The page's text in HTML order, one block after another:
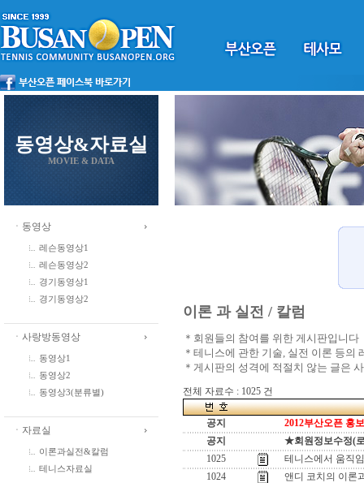
동영상&자료실
MOVIE & DATA
ㆍ동영상
레슨동영상1
레슨동영상2
경기동영상1
경기동영상2
ㆍ사랑방동영상
동영상1
동영상2
동영상3(분류별)
ㆍ자료실
이론과실전&칼럼
테니스자료실
이론 과 실전 / 칼럼
＊회원들의 참여를 위한 게시판입니다
＊테니스에 관한 기술, 실전 이론 등의
＊게시판의 성격에 적절치 않는 글은
전체 자료수 : 1025 건
공지
2012부산오픈 홍
공지
★회원정보수정(
1025
테니스에서 움직
1024
앤디 코치의 이론